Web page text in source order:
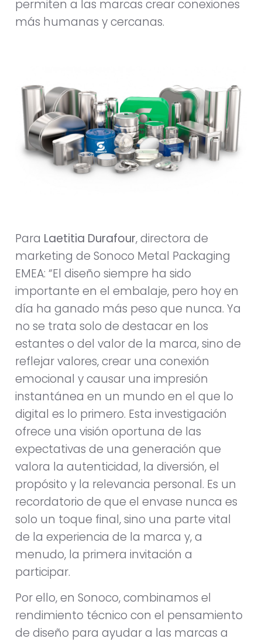
permiten a las marcas crear conexiones
más humanas y cercanas.
Para Laetitia Durafour, directora de
marketing de Sonoco Metal Packaging
EMEA: “El diseño siempre ha sido
importante en el embalaje, pero hoy en
día ha ganado más peso que nunca. Ya
no se trata solo de destacar en los
estantes o del valor de la marca, sino de
reflejar valores, crear una conexión
emocional y causar una impresión
instantánea en un mundo en el que lo
digital es lo primero. Esta investigación
ofrece una visión oportuna de las
expectativas de una generación que
valora la autenticidad, la diversión, el
propósito y la relevancia personal. Es un
recordatorio de que el envase nunca es
solo un toque final, sino una parte vital
de la experiencia de la marca y, a
menudo, la primera invitación a
participar.
Por ello, en Sonoco, combinamos el
rendimiento técnico con el pensamiento
de diseño para ayudar a las marcas a